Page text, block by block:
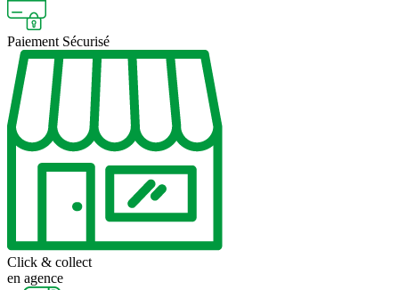
Paiement Sécurisé
Click & collect
en agence